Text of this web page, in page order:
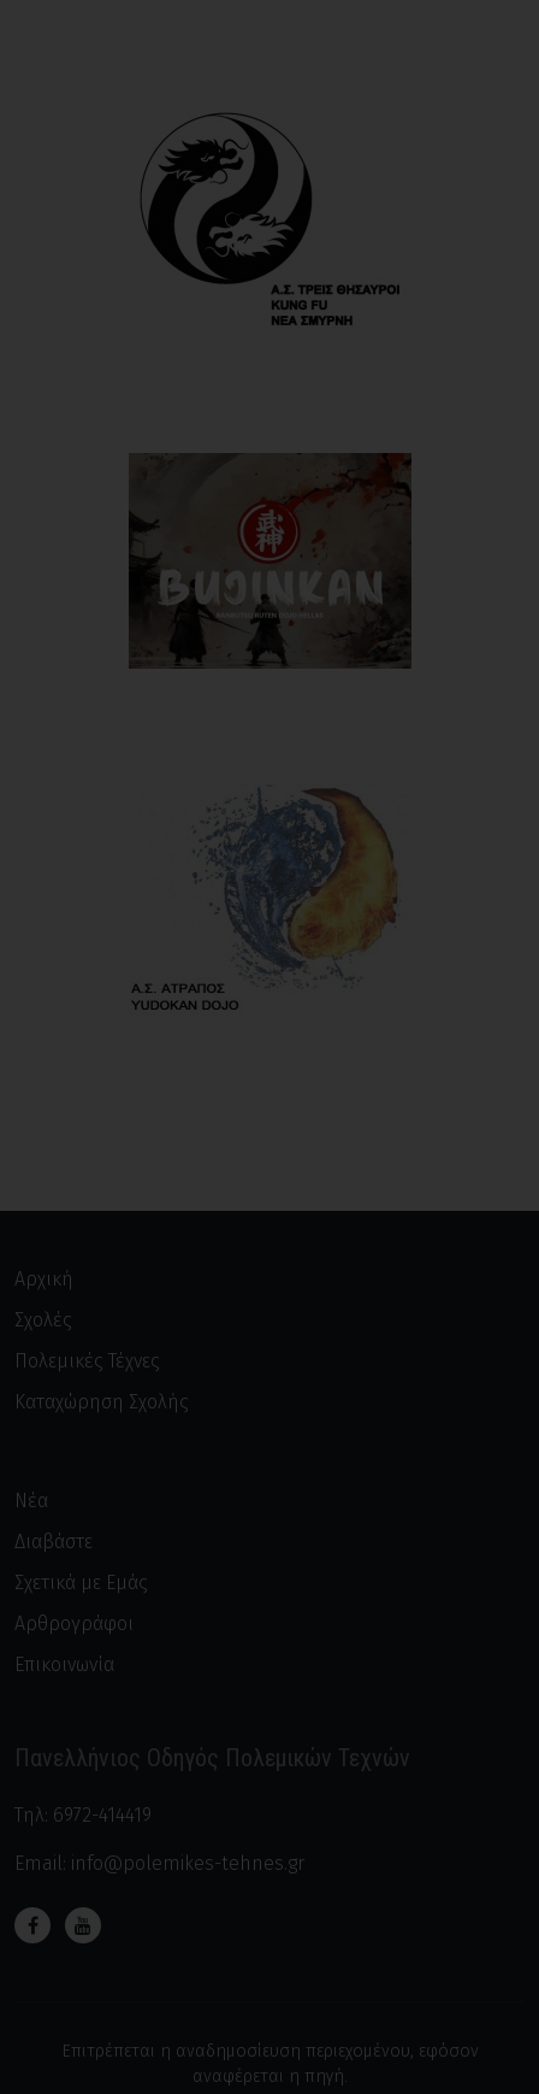
Αρχική
Σχολές
Πολεμικές Τέχνες
Καταχώρηση Σχολής
Νέα
Διαβάστε
Σχετικά με Εμάς
Αρθρογράφοι
Επικοινωνία
Πανελλήνιος Οδηγός Πολεμικών Τεχνών
Τηλ: 6972-414419
Email: info@polemikes-tehnes.gr
Επιτρέπεται η αναδημοσίευση περιεχομένου, εφόσον
αναφέρεται η πηγή.